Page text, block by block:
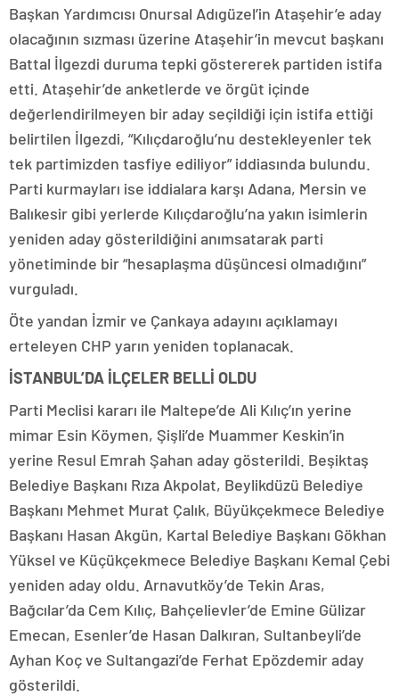
Başkan Yardımcısı Onursal Adıgüzel’in Ataşehir’e aday
olacağının sızması üzerine Ataşehir’in mevcut başkanı
Battal İlgezdi duruma tepki göstererek partiden istifa
etti. Ataşehir’de anketlerde ve örgüt içinde
değerlendirilmeyen bir aday seçildiği için istifa ettiği
belirtilen İlgezdi, “Kılıçdaroğlu’nu destekleyenler tek
tek partimizden tasfiye ediliyor” iddiasında bulundu.
Parti kurmayları ise iddialara karşı Adana, Mersin ve
Balıkesir gibi yerlerde Kılıçdaroğlu’na yakın isimlerin
yeniden aday gösterildiğini anımsatarak parti
yönetiminde bir “hesaplaşma düşüncesi olmadığını”
vurguladı.
Öte yandan İzmir ve Çankaya adayını açıklamayı
erteleyen CHP yarın yeniden toplanacak.
İSTANBUL’DA İLÇELER BELLİ OLDU
Parti Meclisi kararı ile Maltepe’de Ali Kılıç’ın yerine
mimar Esin Köymen, Şişli’de Muammer Keskin’in
yerine Resul Emrah Şahan aday gösterildi. Beşiktaş
Belediye Başkanı Rıza Akpolat, Beylikdüzü Belediye
Başkanı Mehmet Murat Çalık, Büyükçekmece Belediye
Başkanı Hasan Akgün, Kartal Belediye Başkanı Gökhan
Yüksel ve Küçükçekmece Belediye Başkanı Kemal Çebi
yeniden aday oldu. Arnavutköy’de Tekin Aras,
Bağcılar’da Cem Kılıç, Bahçelievler’de Emine Gülizar
Emecan, Esenler’de Hasan Dalkıran, Sultanbeyli’de
Ayhan Koç ve Sultangazi’de Ferhat Epözdemir aday
gösterildi.